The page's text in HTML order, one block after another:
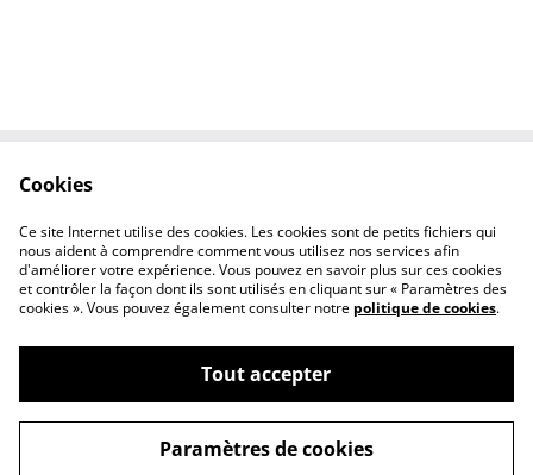
Politique de
confidentialité
Politique de cookies
©2026Poké Shop & cie
powered by
Cookies
Ce site Internet utilise des cookies. Les cookies sont de petits fichiers qui
nous aident à comprendre comment vous utilisez nos services afin
d'améliorer votre expérience. Vous pouvez en savoir plus sur ces cookies
et contrôler la façon dont ils sont utilisés en cliquant sur « Paramètres des
cookies ». Vous pouvez également consulter notre politique de cookies.
Tout accepter
Paramètres de cookies